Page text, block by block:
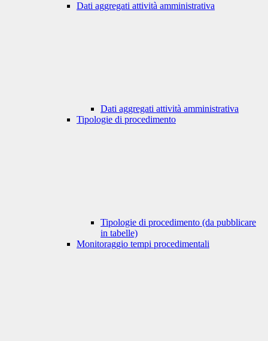
Dati aggregati attività amministrativa
Dati aggregati attività amministrativa
Tipologie di procedimento
Tipologie di procedimento (da pubblicare
in tabelle)
Monitoraggio tempi procedimentali